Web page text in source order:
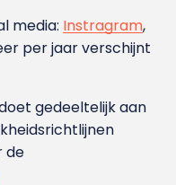
media: Instragram,
per jaar verschijnt
gedeeltelijk aan
de